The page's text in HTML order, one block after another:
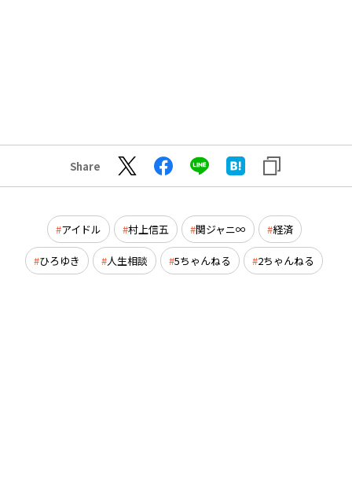
Share
アイドル 村上信五 関ジャニ∞ 経済
ひろゆき 人生相談 5ちゃんねる 2ちゃんねる